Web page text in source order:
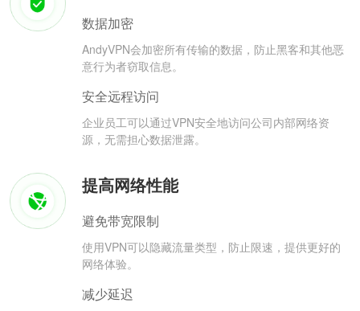
数据加密
AndyVPN会加密所有传输的数据，防止黑客和其他恶
意行为者窃取信息。
安全远程访问
企业员工可以通过VPN安全地访问公司内部网络资
源，无需担心数据泄露。
提高网络性能
避免带宽限制
使用VPN可以隐藏流量类型，防止限速，提供更好的
网络体验。
减少延迟